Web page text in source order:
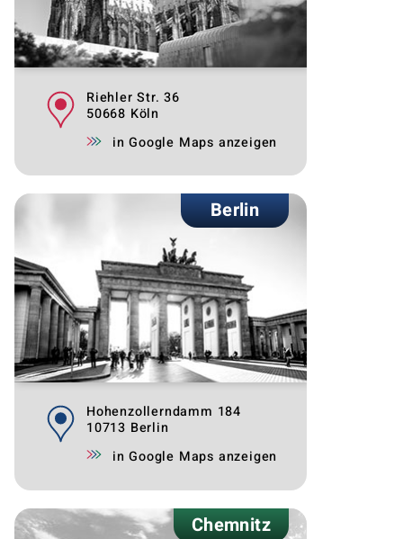
Riehler Str. 36
50668 Köln
in Google Maps anzeigen
Berlin
Hohenzollerndamm 184
10713 Berlin
in Google Maps anzeigen
Chemnitz